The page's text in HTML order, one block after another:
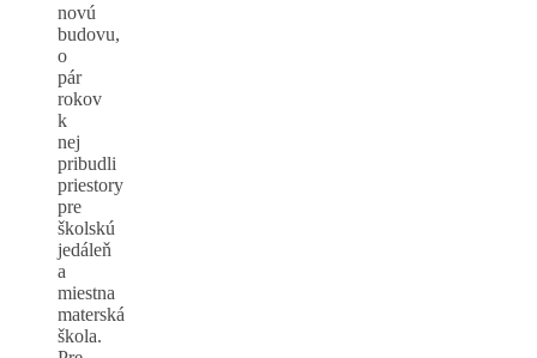
novú
budovu,
o
pár
rokov
k
nej
pribudli
priestory
pre
školskú
jedáleň
a
miestna
materská
škola.